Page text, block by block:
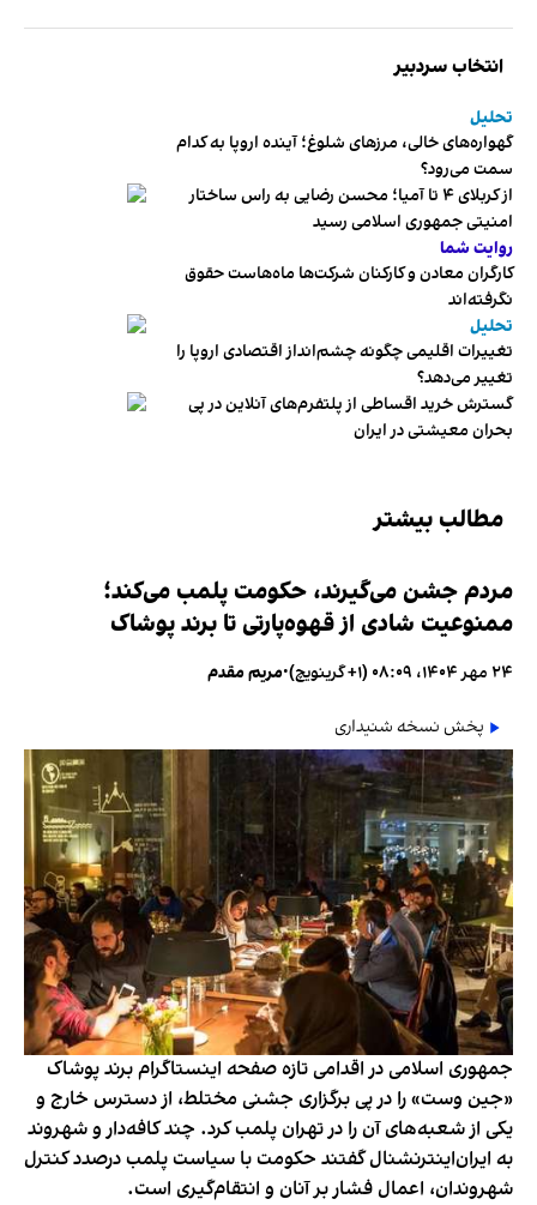
انتخاب سردبیر
تحلیل
گهواره‌های خالی، مرزهای شلوغ؛ آینده اروپا به کدام
سمت می‌رود؟
از کربلای ۴ تا آمیا؛ محسن رضایی به راس ساختار
امنیتی جمهوری اسلامی رسید
روایت شما
کارگران معادن و کارکنان شرکت‌ها ماه‌هاست حقوق
نگرفته‌اند
تحلیل
تغییرات اقلیمی چگونه چشم‌انداز اقتصادی اروپا را
تغییر می‌دهد؟
گسترش خرید اقساطی از پلتفرم‌های آنلاین در پی
بحران معیشتی در ایران
مطالب بیشتر
مردم جشن می‌گیرند، حکومت پلمب می‌کند؛
ممنوعیت شادی از قهوه‌پارتی تا برند پوشاک
۲۴ مهر ۱۴۰۴، ۰۸:۰۹ (‎+۱ گرینویچ) •مریم مقدم
پخش نسخه شنیداری
جمهوری اسلامی در اقدامی تازه صفحه اینستاگرام برند پوشاک
«جین وست» را در پی برگزاری جشنی مختلط، از دسترس خارج و
یکی از شعبه‌های آن را در تهران پلمب کرد. چند کافه‌‌دار و شهروند
به ایران‌اینترنشنال گفتند حکومت با سیاست پلمب درصدد کنترل
شهروندان، اعمال فشار بر آنان و انتقام‌گیری است.